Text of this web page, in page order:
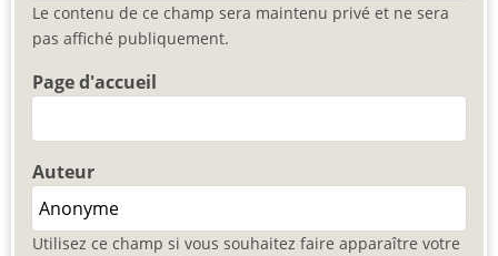
Le contenu de ce champ sera maintenu privé et ne sera
pas affiché publiquement.
Page d'accueil
Auteur
Utilisez ce champ si vous souhaitez faire apparaître votre